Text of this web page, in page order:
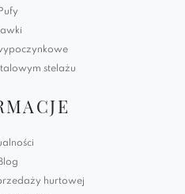
stelażu
hurtowej